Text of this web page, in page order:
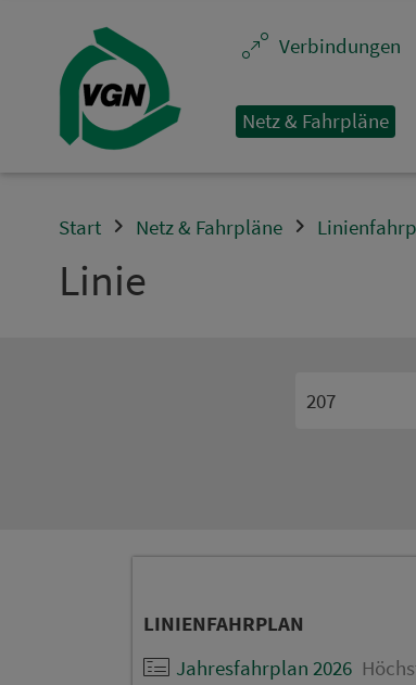
Ver­bin­dungen
Netz & Fahrpläne
Start Netz & Fahrpläne
Linie
LINIENFAHRPLAN
Jahresfahrplan 2026